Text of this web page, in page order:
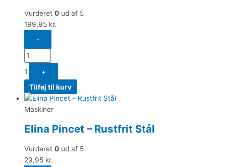
Vurderet 0 ud af 5
199,95 kr.
-
1
+
Tilføj til kurv
Maskiner
Elina Pincet – Rustfrit Stål
Vurderet 0 ud af 5
29,95 kr.